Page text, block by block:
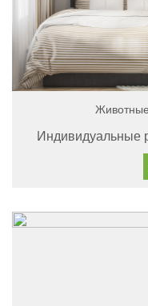
Индивидуальные